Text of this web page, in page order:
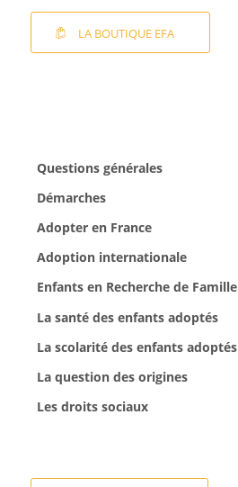
LA BOUTIQUE EFA
Questions générales
Démarches
Adopter en France
Adoption internationale
Enfants en Recherche de Famille
La santé des enfants adoptés
La scolarité des enfants adoptés
La question des origines
Les droits sociaux